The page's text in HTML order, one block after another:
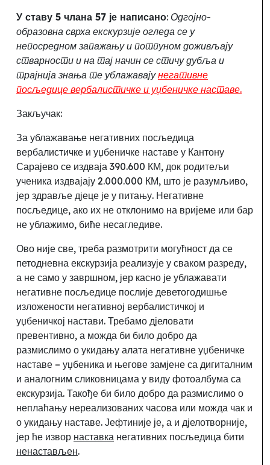
У ставу 5 члана 57 је написано: Одгојно-
образовна сврха екскурзије огледа се у
непосредном запажању и потпуном доживљају
стварности и на тај начин се стичу дубља и
трајнија знања те ублажавају негативне
посљедице вербалистичке и уџбеничке наставе.
Закључак:
За ублажавање негативних посљедица
вербалистичке и уџбеничке наставе у Кантону
Сарајево се издваја 390.600 КМ, док родитељи
ученика издвајају 2.000.000 КМ, што је разумљиво,
јер здравље дјеце је у питању. Негативне
посљедице, ако их не отклонимо на вријеме или бар
не ублажимо, биће несагледиве.
Ово није све, треба размотрити могућност да се
петодневна екскурзија реализује у сваком разреду,
а не само у завршном, јер касно је ублажавати
негативне посљедице послије деветогодишње
изложености негативној вербалистичкој и
уџбеничкој настави. Требамо дјеловати
превентивно, а можда би било добро да
размислимо о укидању алата негативне уџбеничке
наставе – уџбеника и његове замјене са дигиталним
и аналогним сликовницама у виду фотоалбума са
екскурзија. Такође би било добро да размислимо о
неплаћању нереализованих часова или можда чак и
о укидању наставе. Јефтиније је, а и дјелотворније,
јер ће извор наставка негативних посљедица бити
ненастављен.